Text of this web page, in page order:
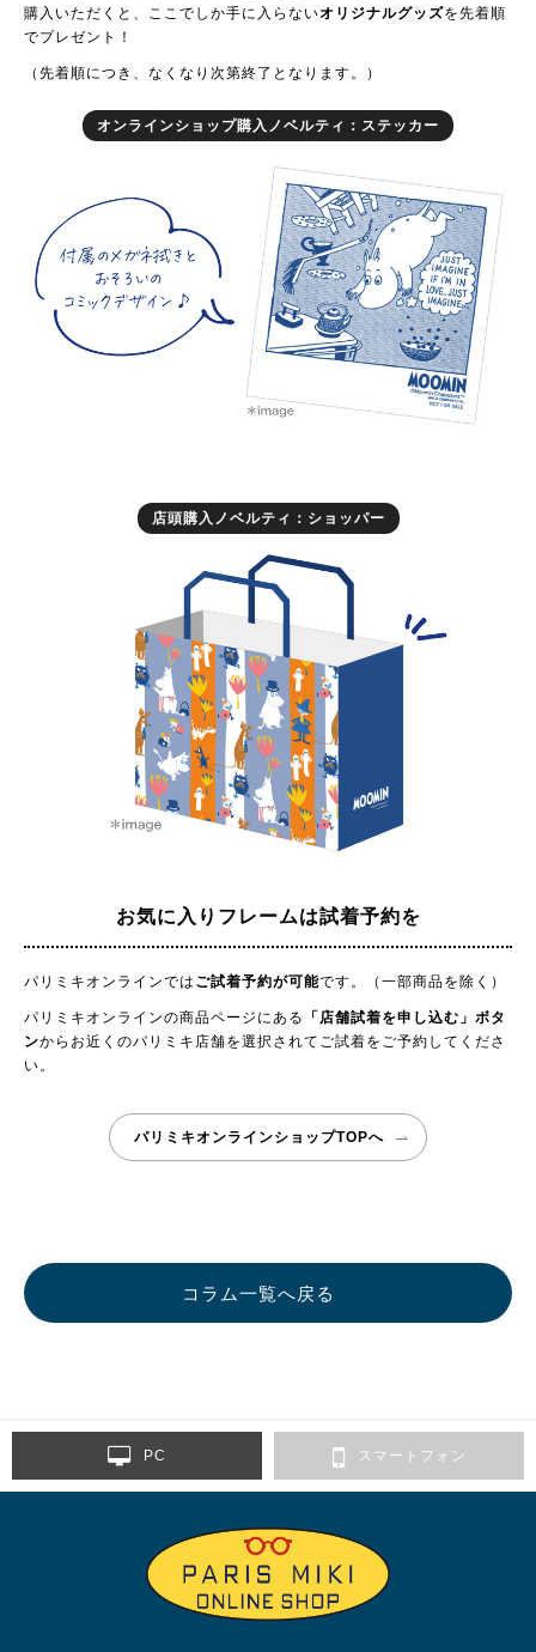
購入いただくと、ここでしか手に入らないオリジナルグッズを先着順
でプレゼント！
（先着順につき、なくなり次第終了となります。）
オンラインショップ購入ノベルティ：ステッカー
店頭購入ノベルティ：ショッパー
お気に入りフレームは試着予約を
パリミキオンラインでは ご試着予約が可能です。（一部商品を除く）
パリミキオンラインの商品ページにある
「店舗試着を申し込む」ボタ
ンからお近くのパリミキ店舗を選択されてご試着をご予約してくださ
い。
パリミキオンラインショップTOPへ
コラム一覧へ戻る
PC スマートフォン